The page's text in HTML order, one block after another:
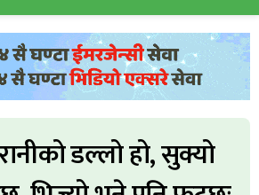
डल्लो हो, सुक्यो